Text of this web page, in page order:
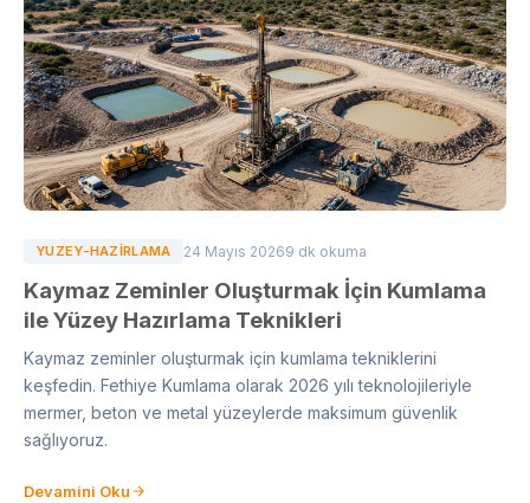
YUZEY-HAZIRLAMA 24 Mayıs 20269 dk okuma
Kaymaz Zeminler Oluşturmak İçin Kumlama
ile Yüzey Hazırlama Teknikleri
Kaymaz zeminler oluşturmak için kumlama tekniklerini
keşfedin. Fethiye Kumlama olarak 2026 yılı teknolojileriyle
mermer, beton ve metal yüzeylerde maksimum güvenlik
sağlıyoruz.
Devamini Oku